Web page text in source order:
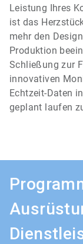
Leistung Ihres
ist das
mehr den
Produktion
Schließung zur
innovativen
Echtzeit-Daten
geplant laufen